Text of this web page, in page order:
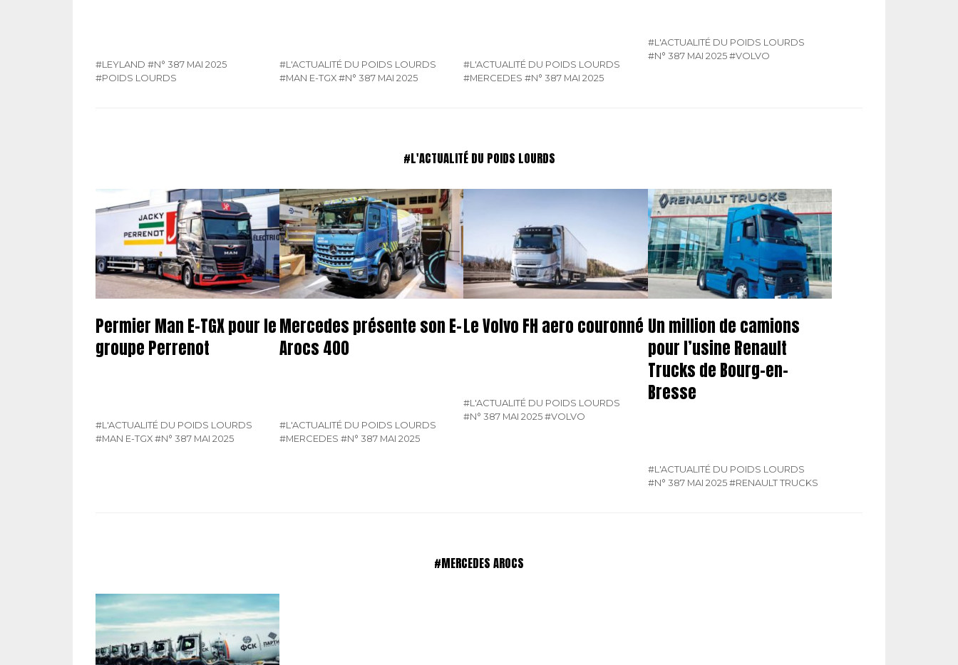
#LEYLAND #N° 387 MAI 2025
#POIDS LOURDS
#L'ACTUALITÉ DU POIDS LOURDS
#MAN E-TGX #N° 387 MAI 2025
#L'ACTUALITÉ DU POIDS LOURDS
#MERCEDES #N° 387 MAI 2025
#L'ACTUALITÉ DU POIDS LOURDS
#N° 387 MAI 2025 #VOLVO
#L'ACTUALITÉ DU POIDS LOURDS
Permier Man E-TGX pour le
groupe Perrenot
#L'ACTUALITÉ DU POIDS LOURDS
#MAN E-TGX#N° 387 MAI 2025
Mercedes présente son E-
Arocs 400
#L'ACTUALITÉ DU POIDS LOURDS
#MERCEDES #N° 387 MAI 2025
Le Volvo FH aero couronné
#L'ACTUALITÉ DU POIDS LOURDS
#N° 387 MAI 2025 #VOLVO
Un million de camions
pour l’usine Renault
Trucks de Bourg-en-
Bresse
#L'ACTUALITÉ DU POIDS LOURDS
#N° 387 MAI 2025 #RENAULT TRUCKS
#MERCEDES AROCS